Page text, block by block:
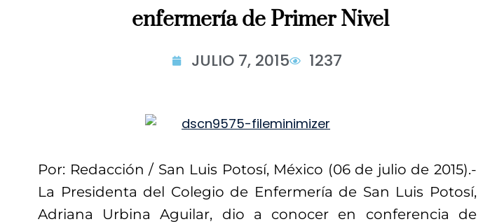
enfermería de Primer Nivel
JULIO 7, 2015 1237
Por: Redacción / San Luis Potosí, México (06 de julio de 2015).-
La Presidenta del Colegio de Enfermería de San Luis Potosí,
Adriana Urbina Aguilar, dio a conocer en conferencia de